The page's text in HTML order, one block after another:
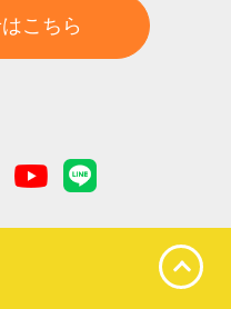
こちら